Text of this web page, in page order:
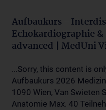
Aufbaukurs -
Echokardiographie
advanced | MedUni
...Sorry, this content is
Aufbaukurs 2026
1090 Wien, Van Swieten
Anatomie Max. 40